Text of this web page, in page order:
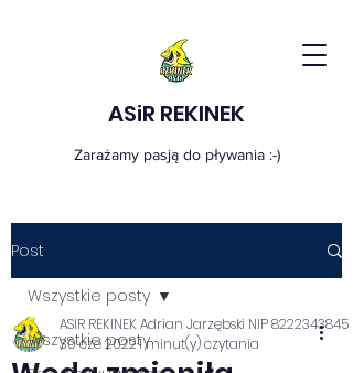
ASiR REKINEK
Zarażamy pasją do pływania :-)
Post
Wszystkie posty
Wszystkie posty
ASIR REKINEK Adrian Jarzębski NIP 8222343845
30 cze 20221 minut(y) czytania